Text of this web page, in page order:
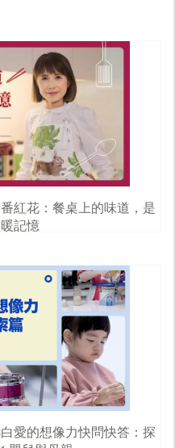
紅花：餐桌上的味道，是
記憶
愛的想像力快問快答：探